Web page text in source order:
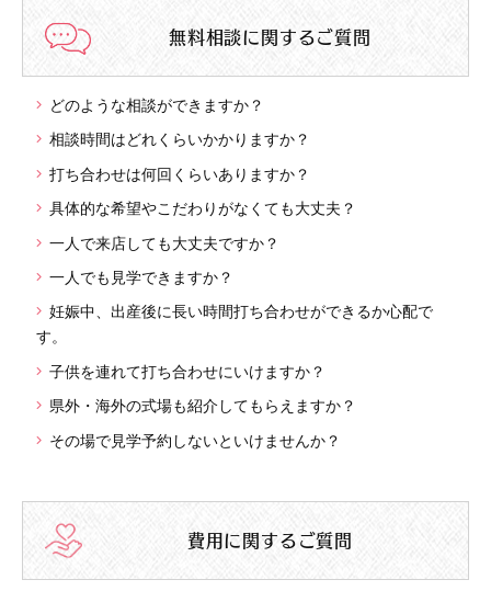
無料相談に関するご質問
どのような相談ができますか？
相談時間はどれくらいかかりますか？
打ち合わせは何回くらいありますか？
具体的な希望やこだわりがなくても大丈夫？
一人で来店しても大丈夫ですか？
一人でも見学できますか？
妊娠中、出産後に長い時間打ち合わせができるか心配で
す。
子供を連れて打ち合わせにいけますか？
県外・海外の式場も紹介してもらえますか？
その場で見学予約しないといけませんか？
費用に関するご質問